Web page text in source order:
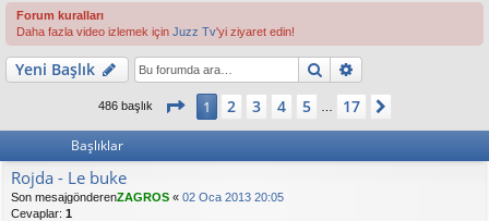
an
tıl
Forum kuralları
Daha fazla video izlemek için Juzz Tv'yi ziyaret edin!
Yeni Başlık Ara
486 başlık 1 . sayfa (Toplam17sayfa)
1 2 3 4 5 17
Başlıklar
Rojda - Le buke
Son mesajgönderenZAGROS « 02 Oca 2013 20:05
Cevaplar: 1